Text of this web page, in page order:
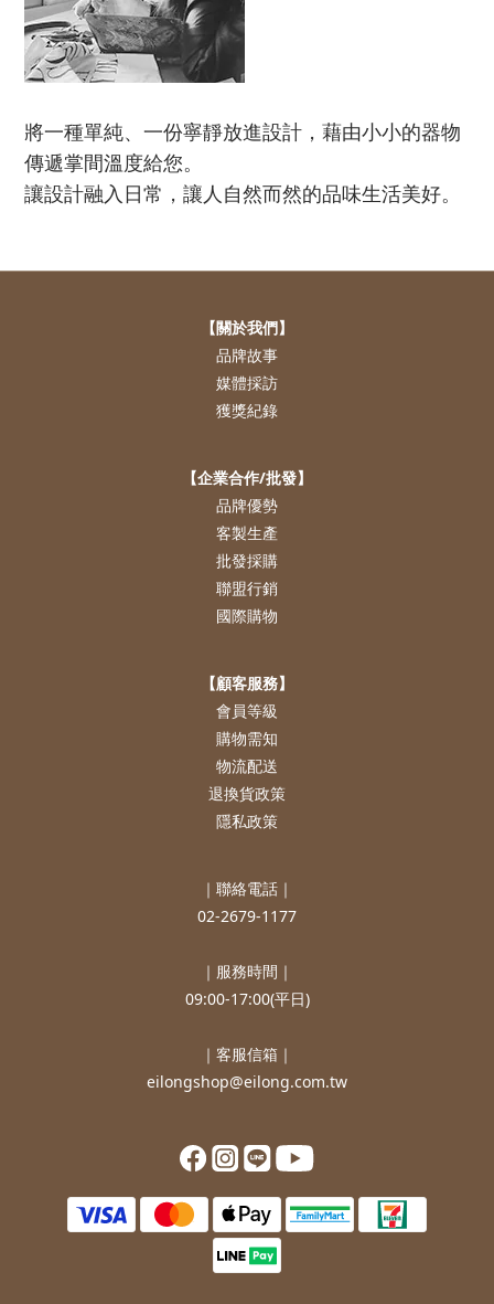
將一種單純、一份寧靜放進設計，藉由小小的器物
傳遞掌間溫度給您。
讓設計融入日常，讓人自然而然的品味生活美好。
【關於我們】
品牌故事
媒體採訪
獲獎紀錄
【企業合作/批發】
品牌優勢
客製生產
批發採購
聯盟行銷
國際購物
【顧客服務】
會員等級
購物需知
物流配送
退換貨政策
隱私政策
｜聯絡電話｜
02-2679-1177
｜服務時間｜
09:00-17:00(平日)
｜客服信箱｜
eilongshop@eilong.com.tw